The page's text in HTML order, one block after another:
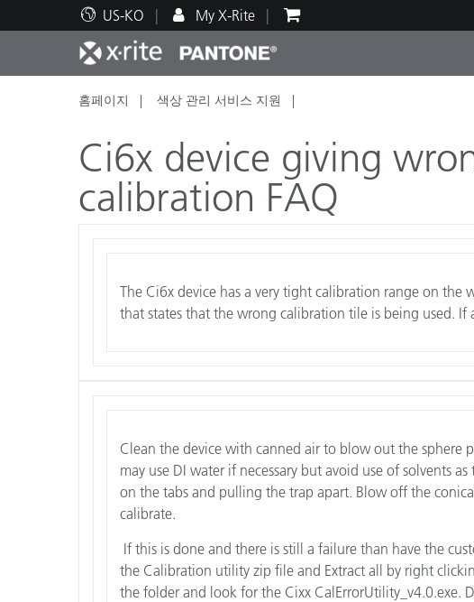
US-KO My X-Rite
주요 제품
인쇄 및 패키징
기술 지원
교육 리소스
홈페이지 색상 관리 서비스 지원
Ci6x device giving
calibration FAQ
The Ci6x device has a very tight calibration range on
that states that the wrong calibration tile is being used.
Clean the device with canned air to blow out the
may use DI water if necessary but avoid use of solvents
on the tabs and pulling the trap apart. Blow off the
calibrate.
If this is done and there is still a failure than have the
the Calibration utility zip file and Extract all by right
the folder and look for the Cixx CalErrorUtility_v4.0.exe.